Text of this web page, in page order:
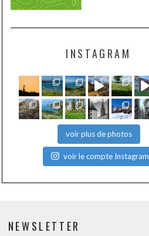
INSTAGRAM
voir plus de photos
voir le compte Instagram
NEWSLETTER